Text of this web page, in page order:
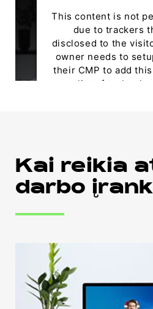
This content is not
due to trackers
disclosed to the
owner needs to
their CMP to add
list of
Kai reikia
darbo